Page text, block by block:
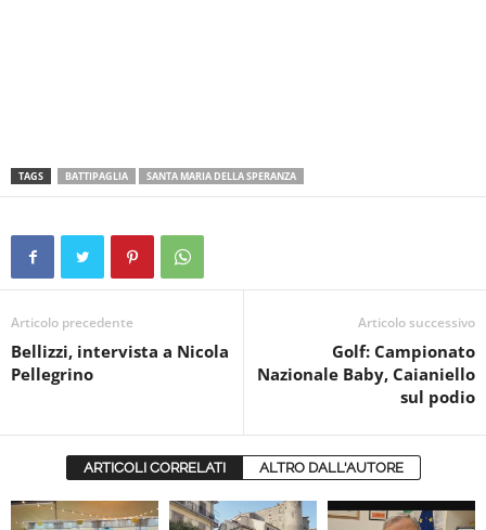
TAGS BATTIPAGLIA SANTA MARIA DELLA SPERANZA
Articolo precedente
Bellizzi, intervista a Nicola
Pellegrino
Articolo successivo
Golf: Campionato
Nazionale Baby, Caianiello
sul podio
ARTICOLI CORRELATI ALTRO DALL'AUTORE